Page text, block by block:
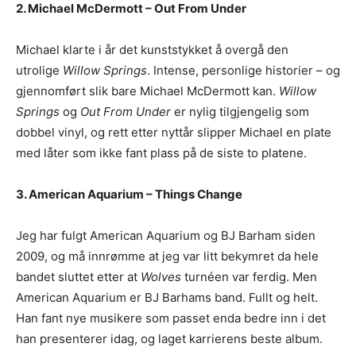
2. Michael McDermott – Out From Under
Michael klarte i år det kunststykket å overgå den
utrolige Willow Springs. Intense, personlige historier – og
gjennomført slik bare Michael McDermott kan. Willow
Springs og Out From Under er nylig tilgjengelig som
dobbel vinyl, og rett etter nyttår slipper Michael en plate
med låter som ikke fant plass på de siste to platene.
3. American Aquarium – Things Change
Jeg har fulgt American Aquarium og BJ Barham siden
2009, og må innrømme at jeg var litt bekymret da hele
bandet sluttet etter at Wolves turnéen var ferdig. Men
American Aquarium er BJ Barhams band. Fullt og helt.
Han fant nye musikere som passet enda bedre inn i det
han presenterer idag, og laget karrierens beste album.